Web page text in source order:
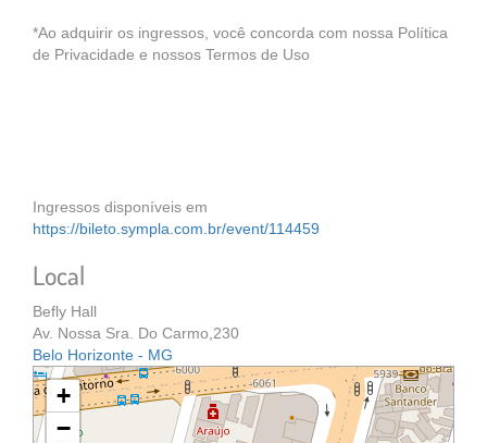
*Ao adquirir os ingressos, você concorda com nossa Política
de Privacidade e nossos Termos de Uso
Ingressos disponíveis em
https://bileto.sympla.com.br/event/114459
Local
Befly Hall
Av. Nossa Sra. Do Carmo,230
Belo Horizonte - MG
+
−